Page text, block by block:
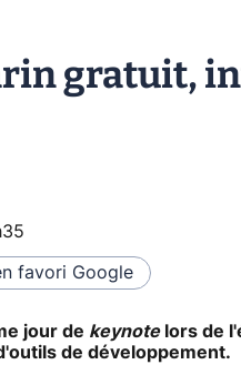
gratuit,
favori Google
jour de keynotelors de
de développement.